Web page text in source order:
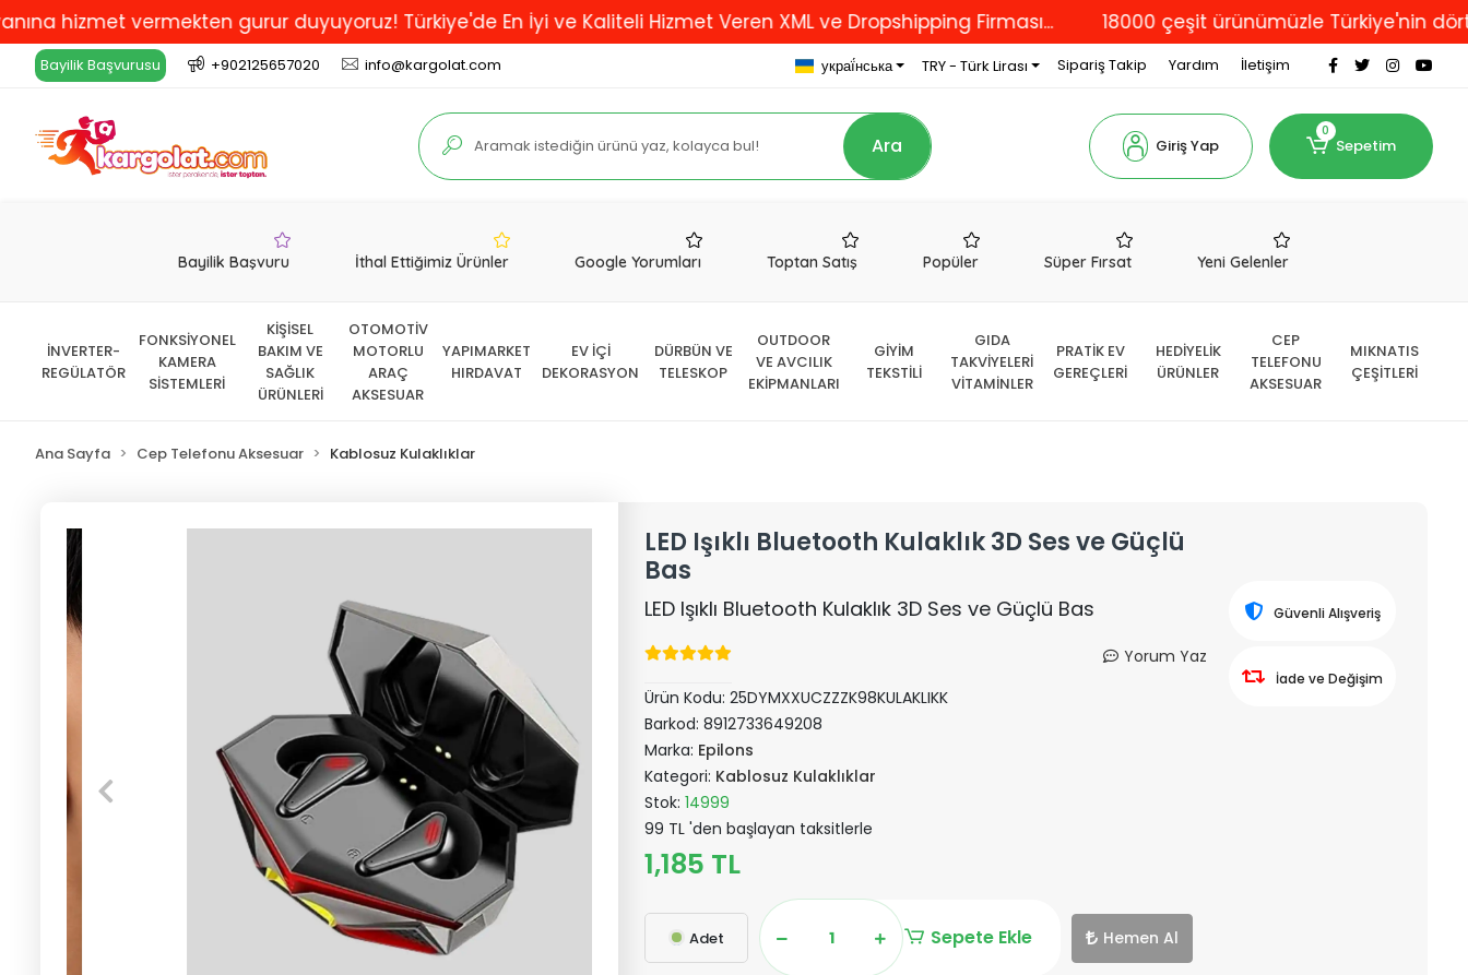
vermekten gurur duyuyoruz! Türkiye'de En İyi ve Kaliteli Hizmet Veren XML ve Dropshipping Firması... 18000 çeşit ürünümüzle Türkiye'nin dört bir
Bayilik Başvurusu +902125657020 info@kargolat.com украї́нська TRY - Türk Lirası Sipariş Takip Yardım İletişim
Ara Giriş Yap
0
Sepetim
Bayilik Başvuru İthal Ettiğimiz Ürünler Google Yorumları Toptan Satış Popüler Süper Fırsat Yeni Gelenler
İNVERTER-
REGÜLATÖR
FONKSİYONEL
KAMERA
SİSTEMLERİ
KİŞİSEL
BAKIM VE
SAĞLIK
ÜRÜNLERİ
OTOMOTİV
MOTORLU
ARAÇ
AKSESUAR
YAPIMARKET
HIRDAVAT
EV İÇİ
DEKORASYON
DÜRBÜN VE
TELESKOP
OUTDOOR
VE AVCILIK
EKİPMANLARI
GİYİM
TEKSTİLİ
GIDA
TAKVİYELERİ
VİTAMİNLER
PRATİK EV
GEREÇLERİ
HEDİYELİK
ÜRÜNLER
CEP
TELEFONU
AKSESUAR
MIKNATIS
ÇEŞİTLERİ
Ana Sayfa Cep Telefonu Aksesuar Kablosuz Kulaklıklar
LED Işıklı Bluetooth Kulaklık 3D Ses ve Güçlü
Bas
LED Işıklı Bluetooth Kulaklık 3D Ses ve Güçlü Bas
Yorum Yaz
Ürün Kodu:25DYMXXUCZZZK98KULAKLIKK
Barkod:8912733649208
Marka: Epilons
Kategori: Kablosuz Kulaklıklar
Stok:14999
99 TL 'den başlayan taksitlerle
1,185 TL
Adet Sepete Ekle Hemen Al
Güvenli Alışveriş
İade ve Değişim